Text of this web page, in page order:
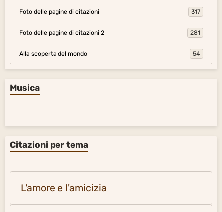
Foto delle pagine di citazioni 317
Foto delle pagine di citazioni 2 281
Alla scoperta del mondo 54
Musica
Citazioni per tema
L'amore e l'amicizia